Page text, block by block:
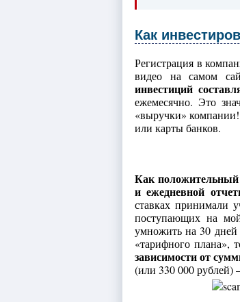
Как
Регистрация в
видео на самом
инвестиций
ежемесячно. Это
«выручки»
или карты банков.
Как
и ежедневной
ставках принимали
поступающих на
умножить на 30
«тарифного плана»,
зависимости от
(или 330 000 рублей)